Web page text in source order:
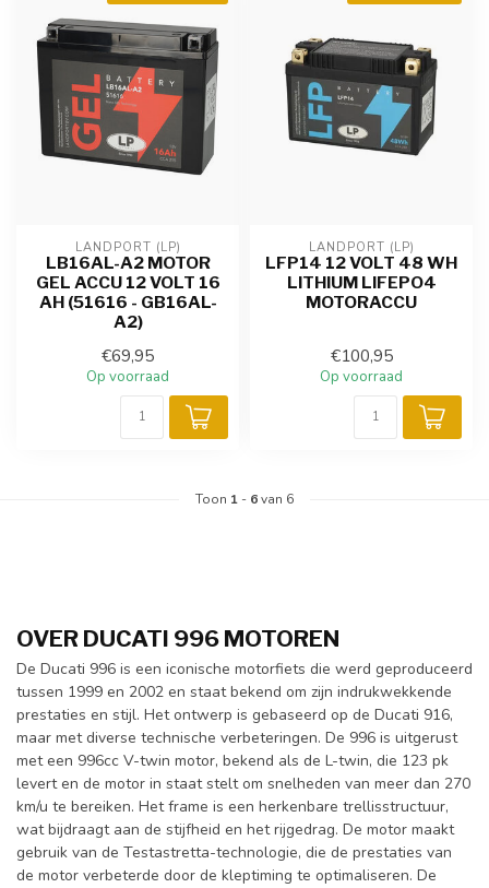
LANDPORT (LP)
LB16AL-A2 MOTOR
GEL ACCU 12 VOLT 16
AH (51616 - GB16AL-
A2)
€69,95
Op voorraad
LANDPORT (LP)
LFP14 12 VOLT 48 WH
LITHIUM LIFEPO4
MOTORACCU
€100,95
Op voorraad
Toon 1 - 6van 6
OVER DUCATI 996 MOTOREN
De Ducati 996 is een iconische motorfiets die werd geproduceerd
tussen 1999 en 2002 en staat bekend om zijn indrukwekkende
prestaties en stijl. Het ontwerp is gebaseerd op de Ducati 916,
maar met diverse technische verbeteringen. De 996 is uitgerust
met een 996cc V-twin motor, bekend als de L-twin, die 123 pk
levert en de motor in staat stelt om snelheden van meer dan 270
km/u te bereiken. Het frame is een herkenbare trellisstructuur,
wat bijdraagt aan de stijfheid en het rijgedrag. De motor maakt
gebruik van de Testastretta-technologie, die de prestaties van
de motor verbeterde door de kleptiming te optimaliseren. De